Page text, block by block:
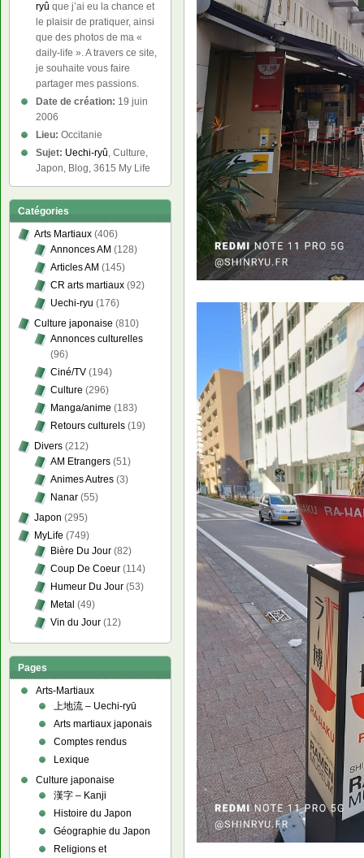
ryû que j’ai eu la chance et
le plaisir de pratiquer, ainsi
que des photos de ma «
daily-life ». A travers ce site,
je souhaite vous faire
partager mes passions.
Date de création: 19 juin
2006
Lieu: Occitanie
Sujet: Uechi-ryû, Culture,
Japon, Blog, 3615 My Life
Catégories
Arts Martiaux (406)
Annonces AM (128)
Articles AM (145)
CR arts martiaux (92)
Uechi-ryu (176)
Culture japonaise (810)
Annonces culturelles
(96)
Ciné/TV (194)
Culture (296)
Manga/anime (183)
Retours culturels (19)
Divers (212)
AM Etrangers (51)
Animes Autres (3)
Nanar (55)
Japon (295)
MyLife (749)
Bière Du Jour (82)
Coup De Coeur (114)
Humeur Du Jour (53)
Metal (49)
Vin du Jour (12)
Pages
Arts-Martiaux
上地流 – Uechi-ryū
Arts martiaux japonais
Comptes rendus
Lexique
Culture japonaise
漢字 – Kanji
Histoire du Japon
Géographie du Japon
Religions et